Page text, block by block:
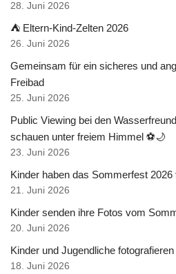
28. Juni 2026
⛺ Eltern-Kind-Zelten 2026
26. Juni 2026
Gemeinsam für ein sicheres und
Freibad
25. Juni 2026
Public Viewing bei den
schauen unter freiem Himmel ⚽🌙
23. Juni 2026
Kinder haben das Sommerfest 2026
21. Juni 2026
Kinder senden ihre Fotos vom
20. Juni 2026
Kinder und Jugendliche
18. Juni 2026